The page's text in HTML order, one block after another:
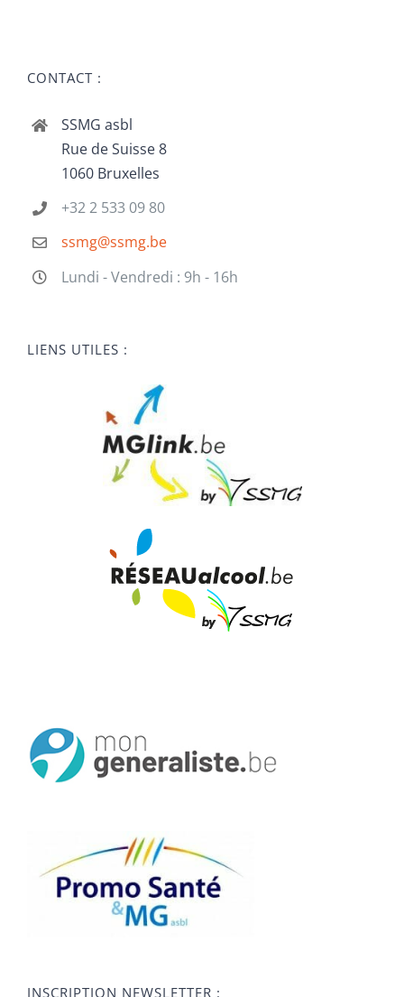
CONTACT :
SSMG asbl
Rue de Suisse 8
1060 Bruxelles
+32 2 533 09 80
ssmg@ssmg.be
Lundi - Vendredi : 9h - 16h
LIENS UTILES :
INSCRIPTION NEWSLETTER :